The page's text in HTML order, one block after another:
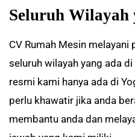
Seluruh Wilayah
CV Rumah Mesin melayani
seluruh wilayah yang ada
resmi kami hanya ada di
perlu khawatir jika anda
membantu anda dan